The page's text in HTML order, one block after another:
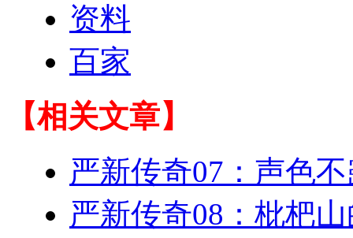
资料
百家
【相关文章】
严新传奇07：声色
严新传奇08：枇杷